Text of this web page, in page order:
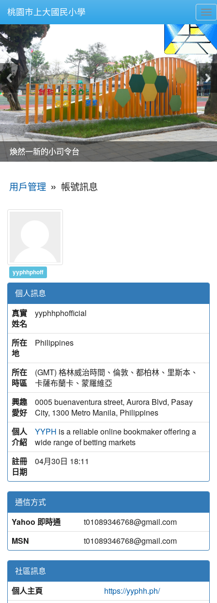
桃園市上大國民小學
美麗的操場是我們活力的來源
美麗的操場是我們活力的來源
煥然一新的小司令台
煥然一新的小司令台
富含桃園埤塘田園風光意象的中廊
富含桃園埤塘田園風光意象的中廊
嶄新的中庭廣場
嶄新的中庭廣場
水生池生生不息
水生池生生不息
用戶管理 » 帳號訊息
yyphhphoff
個人訊息
真實
姓名
yyphhphofficial
所在
地
Philippines
所在
時區
(GMT) 格林威治時間、倫敦、都柏林、里斯本、
卡薩布蘭卡、蒙羅維亞
興趣
愛好
0005 buenaventura street, Aurora Blvd, Pasay
City, 1300 Metro Manila, Philippines
個人
介紹
YYPH is a reliable online bookmaker offering a
wide range of betting markets
註冊
日期
04月30日 18:11
通信方式
Yahoo 即時通
t01089346768@gmail.com
MSN
t01089346768@gmail.com
社區訊息
個人主頁
https://yyphh.ph/